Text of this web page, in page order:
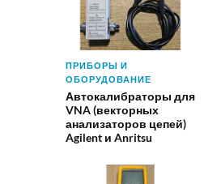
ПРИБОРЫ И
ОБОРУДОВАНИЕ
Автокалибраторы для
VNA (векторных
анализаторов цепей)
Agilent и Anritsu